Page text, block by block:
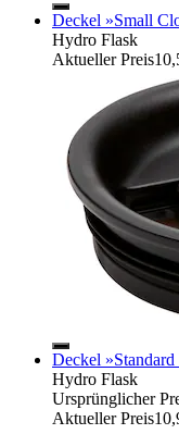
Deckel »Small
Hydro Flask
Aktueller Preis
Deckel
Hydro Flask
Ursprünglicher
Aktueller Preis